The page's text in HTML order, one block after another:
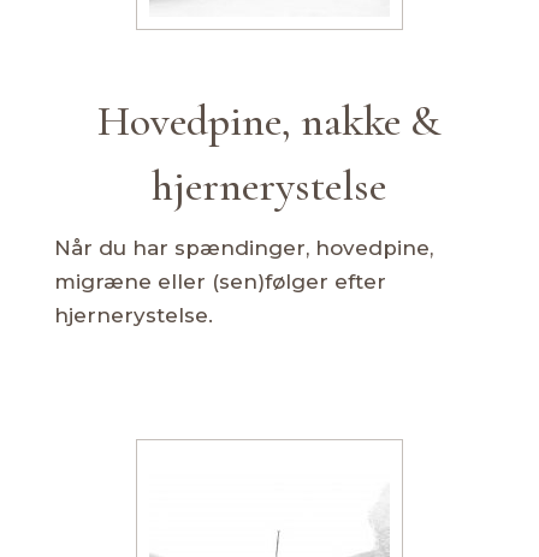
Hovedpine, nakke &
hjernerystelse
Når du har spændinger, hovedpine,
migræne eller (sen)følger efter
hjernerystelse.